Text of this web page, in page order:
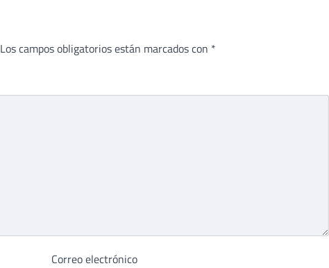
Los campos obligatorios están marcados con *
Correo electrónico